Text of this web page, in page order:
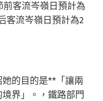
前客流岑嶺日預計為
客流岑嶺日預計為2
的目的是**「讓兩
界」。，鐵路部門